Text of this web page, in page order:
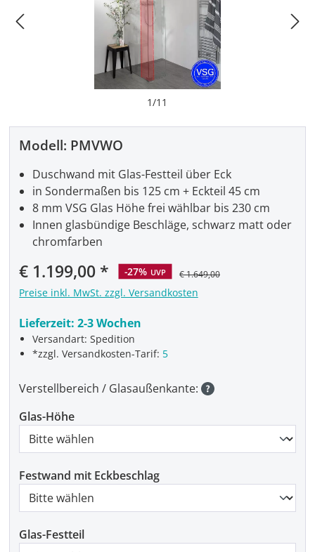
1/11
Modell: PMVWO
Verkaufspreis:
€ 1.199,00 -27% UVP € 1.649,00
Preise inkl. MwSt. zzgl. Versandkosten
Lieferzeit: 2-3 Wochen
Versandart: Spedition
*zzgl. Versandkosten-Tarif: 5
Duschwand mit Glas-Festteil über Eck
in Sondermaßen bis 125 cm + Eckteil 45 cm
8 mm VSG Glas Höhe frei wählbar bis 230 cm
Innen glasbündige Beschläge, schwarz matt oder
chromfarben
Verstellbereich / Glasaußenkante:
Glas-Höhe
Festwand mit Eckbeschlag
Glas-Festteil